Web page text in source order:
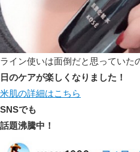
ライン使いは面倒だと思っていた
日のケアが楽しくなりました！
米肌の詳細はこちら
SNSでも
話題沸騰中！